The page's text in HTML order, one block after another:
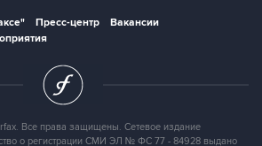
Пресс-центр
Вакансии
Все права защищены. Сетевое издание
о регистрации СМИ ЭЛ № ФС 77 - 84928 выдано